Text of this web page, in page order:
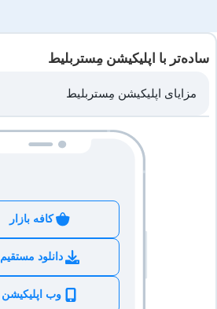
ساده‌تر با اپلیکیشن مِستربلیط
مزایای اپلیکیشن مِستربلیط
کافه بازار
دانلود مستقیم
وب اپلیکیشن